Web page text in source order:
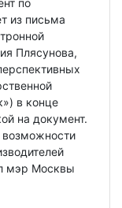
по
из письма
Плясунова,
в конце
на документ.
возможности
мэр Москвы